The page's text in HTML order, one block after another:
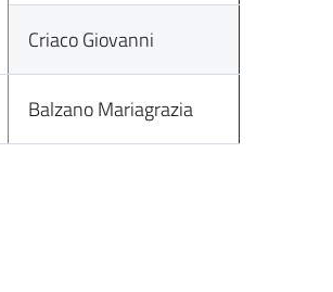
Criaco Giovanni
Balzano Mariagrazia